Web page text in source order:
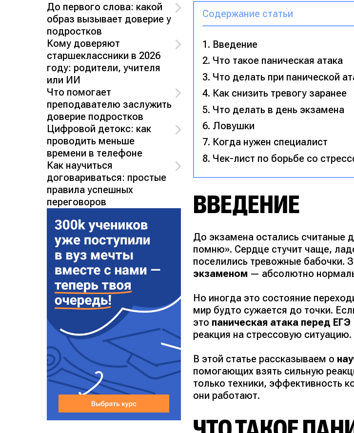
До первого слова: какой
образ вызывает доверие у
подростков
Кому доверяют
старшеклассники в 2026
году: родители, учителя
или ИИ
Что помогает
преподавателю заслужить
доверие подростков
Цифровой детокс: как
проводить меньше
времени в телефоне
Как научиться
договариваться: простые
правила успешных
переговоров
Содержание статьи
Введение
Что такое паническая атака
Что делать при панической
Как снизить тревогу заранее
Что делать в день экзамена
Ловушки
Когда нужен специалист
Чек-лист по борьбе со
ВВЕДЕНИЕ
До экзамена остались считаные
помню». Сердце стучит чаще,
поселились тревожные бабочки.
экзаменом — абсолютно
Но иногда это состояние
мир будто сужается до точки.
это паническая атака перед ЕГЭ
реакция на стрессовую ситуацию.
В этой статье рассказываем о
помогающих взять сильную
только техники, эффективность
они работают.